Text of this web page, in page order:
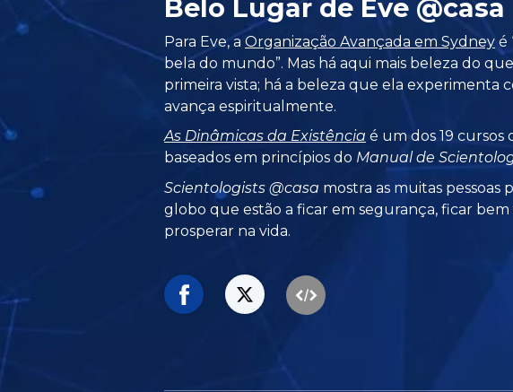
Belo Lugar de Eve @casa
Para Eve, aOrganização Avançada em Sydney é
bela do mundo”. Mas há aqui mais beleza do
primeira vista; há a beleza que ela experimenta
avança espiritualmente.
As Dinâmicas da Existência é um dos 19 cursos
baseados em princípios do Manual de
Scientologists @casa mostra as muitas pessoas
globo que estão a ficar em segurança, ficar bem
prosperar na vida.